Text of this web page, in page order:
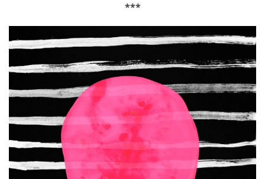
***